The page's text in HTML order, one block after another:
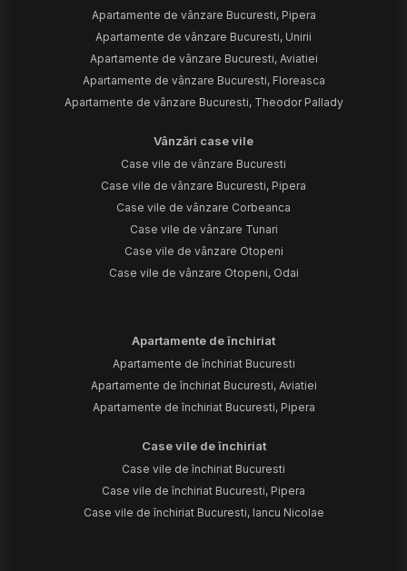
Apartamente de vânzare Bucuresti, Pipera
Apartamente de vânzare Bucuresti, Unirii
Apartamente de vânzare Bucuresti, Aviatiei
Apartamente de vânzare Bucuresti, Floreasca
Apartamente de vânzare Bucuresti, Theodor Pallady
Vânzări case vile
Case vile de vânzare Bucuresti
Case vile de vânzare Bucuresti, Pipera
Case vile de vânzare Corbeanca
Case vile de vânzare Tunari
Case vile de vânzare Otopeni
Case vile de vânzare Otopeni, Odai
Apartamente de închiriat
Apartamente de închiriat Bucuresti
Apartamente de închiriat Bucuresti, Aviatiei
Apartamente de închiriat Bucuresti, Pipera
Case vile de închiriat
Case vile de închiriat Bucuresti
Case vile de închiriat Bucuresti, Pipera
Case vile de închiriat Bucuresti, Iancu Nicolae